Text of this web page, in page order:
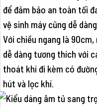
để đảm bảo an toàn tối
vệ sinh máy cũng dễ
Với chiều ngang là
dễ dàng tương thích với
thoát khí đi kèm có
hút và lọc khí.